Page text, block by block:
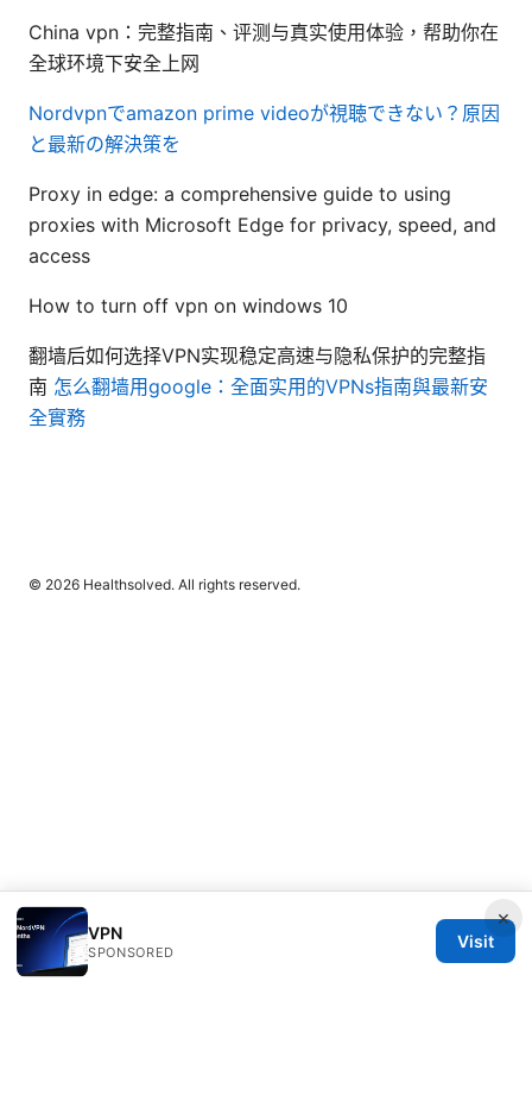
China vpn：完整指南、评测与真实使用体验，帮助你在
全球环境下安全上网
Nordvpnでamazon prime videoが視聴できない？原因
と最新の解決策を
Proxy in edge: a comprehensive guide to using
proxies with Microsoft Edge for privacy, speed, and
access
How to turn off vpn on windows 10
翻墙后如何选择VPN实现稳定高速与隐私保护的完整指
南 怎么翻墙用google：全面实用的VPNs指南與最新安
全實務
×
VPN
SPONSORED
Visit
© 2026 Healthsolved. All rights reserved.